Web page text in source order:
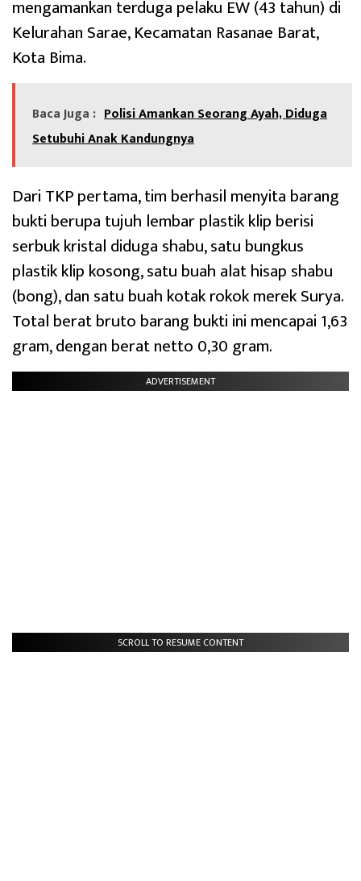
mengamankan terduga pelaku EW (43 tahun) di
Kelurahan Sarae, Kecamatan Rasanae Barat,
Kota Bima.
Baca Juga : Polisi Amankan Seorang Ayah, Diduga
Setubuhi Anak Kandungnya
Dari TKP pertama, tim berhasil menyita barang
bukti berupa tujuh lembar plastik klip berisi
serbuk kristal diduga shabu, satu bungkus
plastik klip kosong, satu buah alat hisap shabu
(bong), dan satu buah kotak rokok merek Surya.
Total berat bruto barang bukti ini mencapai 1,63
gram, dengan berat netto 0,30 gram.
ADVERTISEMENT
SCROLL TO RESUME CONTENT